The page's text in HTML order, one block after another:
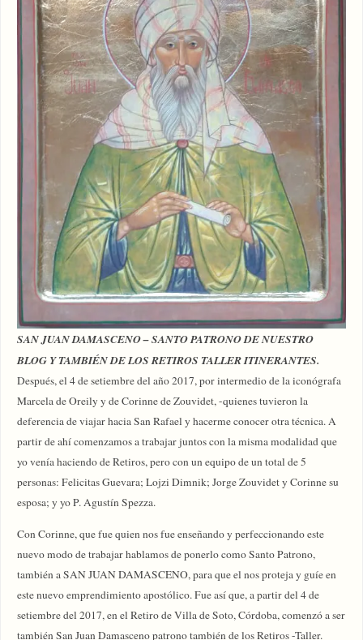
SAN JUAN DAMASCENO – SANTO PATRONO DE NUESTRO
BLOG Y TAMBIÉN DE LOS RETIROS TALLER ITINERANTES.
Después, el 4 de setiembre del año 2017, por intermedio de la iconógrafa
Marcela de Oreily y de Corinne de Zouvidet, -quienes tuvieron la
deferencia de viajar hacia San Rafael y hacerme conocer otra técnica. A
partir de ahí comenzamos a trabajar juntos con la misma modalidad que
yo venía haciendo de Retiros, pero con un equipo de un total de 5
personas: Felicitas Guevara; Lojzi Dimnik; Jorge Zouvidet y Corinne su
esposa; y yo P. Agustín Spezza.
Con Corinne, que fue quien nos fue enseñando y perfeccionando este
nuevo modo de trabajar hablamos de ponerlo como Santo Patrono,
también a SAN JUAN DAMASCENO, para que el nos proteja y guíe en
este nuevo emprendimiento apostólico. Fue así que, a partir del 4 de
setiembre del 2017, en el Retiro de Villa de Soto, Córdoba, comenzó a ser
también San Juan Damasceno patrono también de los Retiros -Taller.